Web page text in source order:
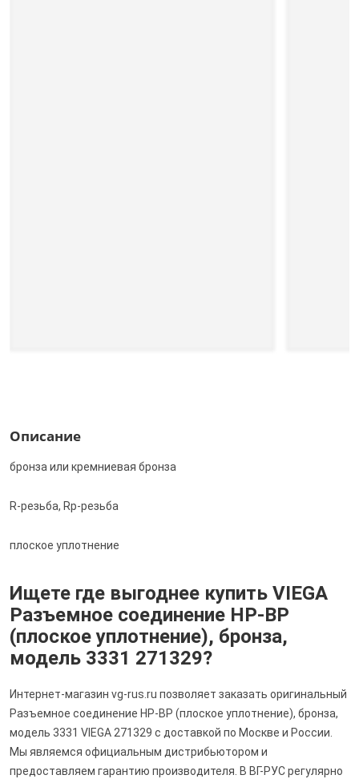
Описание
бронза или кремниевая бронза
R-резьба, Rp-резьба
плоское уплотнение
Ищете где выгоднее купить VIEGA
Разъемное соединение НР-ВР
(плоское уплотнение), бронза,
модель 3331 271329?
Интернет-магазин vg-rus.ru позволяет заказать оригинальный
Разъемное соединение НР-ВР (плоское уплотнение), бронза,
модель 3331 VIEGA 271329 с доставкой по Москве и России.
Мы являемся официальным дистрибьютором и
предоставляем гарантию производителя. В ВГ-РУС регулярно